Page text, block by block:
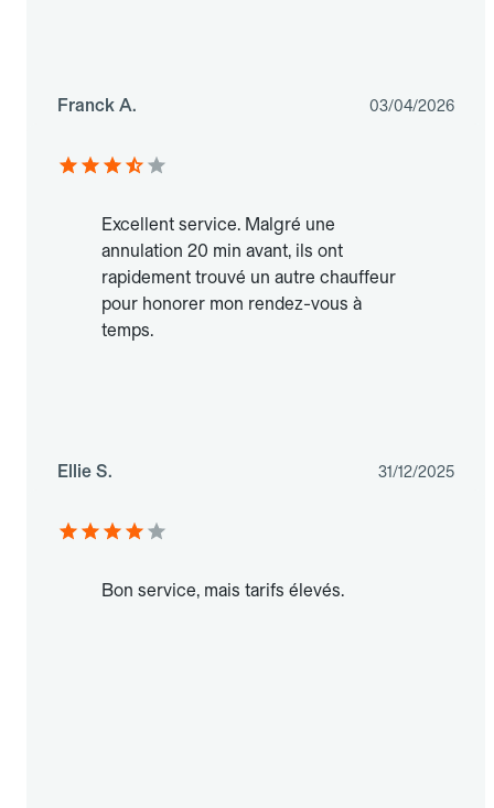
Franck A. 03/04/2026
Excellent service. Malgré une
annulation 20 min avant, ils ont
rapidement trouvé un autre chauffeur
pour honorer mon rendez-vous à
temps.
Ellie S. 31/12/2025
Bon service, mais tarifs élevés.